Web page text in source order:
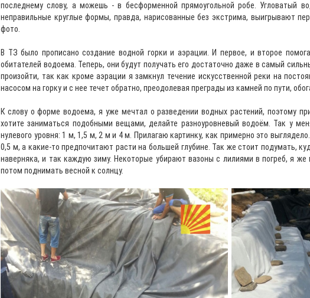
последнему слову, а можешь - в бесформенной прямоугольной робе. Угловатый
неправильные круглые формы, правда, нарисованные без экстрима, выигрывают
фото.
В ТЗ было прописано создание водной горки и аэрации. И первое, и второе
обитателей водоема. Теперь, они будут получать его достаточно даже в самый
произойти, так как кроме аэрации я замкнул течение искусственной реки на
насосом на горку и с нее течет обратно, преодолевая преграды из камней по пути,
К слову о форме водоема, я уже мечтал о разведении водных растений, поэтому
хотите заниматься подобными вещами, делайте разноуровневый водоём. Так у
нулевого уровня: 1 м, 1,5 м, 2 м и 4 м. Прилагаю картинку, как примерно это
0,5 м, а какие-то предпочитают расти на большей глубине. Так же стоит подумать,
наверняка, и так каждую зиму. Некоторые убирают вазоны с лилиями в погреб, я
потом поднимать весной к солнцу.